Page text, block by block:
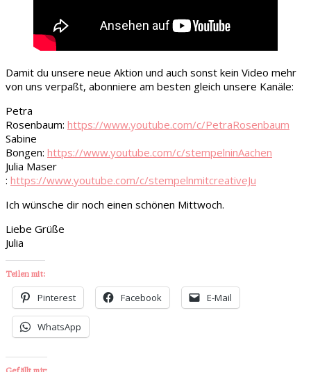
Damit du unsere neue Aktion und auch sonst kein Video mehr
von uns verpaßt, abonniere am besten gleich unsere Kanäle:
Petra
Rosenbaum: https://www.youtube.com/c/PetraRosenbaum
Sabine
Bongen: https://www.youtube.com/c/stempelninAachen
Julia Maser
: https://www.youtube.com/c/stempelnmitcreativeJu
Ich wünsche dir noch einen schönen Mittwoch.
Liebe Grüße
Julia
Teilen mit:
Pinterest Facebook E-Mail
WhatsApp